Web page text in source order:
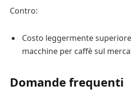
Contro:
Costo leggermente
macchine per caffè sul
Domande frequenti